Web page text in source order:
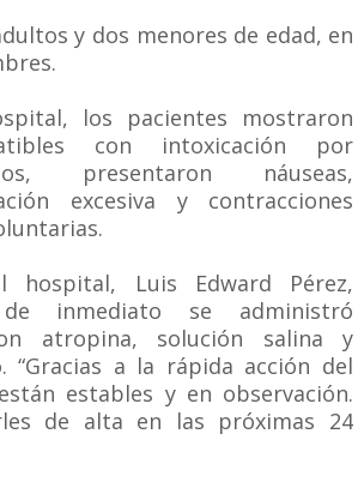
y dos menores de edad, en
los pacientes mostraron
con intoxicación por
presentaron náuseas,
excesiva y contracciones
hospital, Luis Edward Pérez,
inmediato se administró
atropina, solución salina y
“Gracias a la rápida acción del
estables y en observación.
de alta en las próximas 24